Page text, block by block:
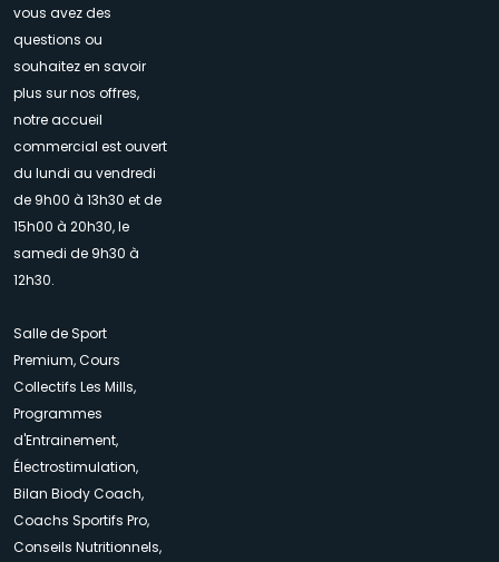
vous avez des
questions ou
souhaitez en savoir
plus sur nos offres,
notre accueil
commercial est ouvert
du lundi au vendredi
de 9h00 à 13h30 et de
15h00 à 20h30, le
samedi de 9h30 à
12h30.
Salle de Sport
Premium, Cours
Collectifs Les Mills,
Programmes
d'Entrainement,
Électrostimulation,
Bilan Biody Coach,
Coachs Sportifs Pro,
Conseils Nutritionnels,